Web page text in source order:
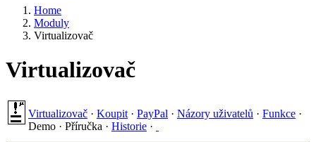
Home
Moduly
Virtualizovač
Virtualizovač
Virtualizovač · Koupit · PayPal · Názory uživatelů · Funkce ·
Demo · Příručka · Historie ·